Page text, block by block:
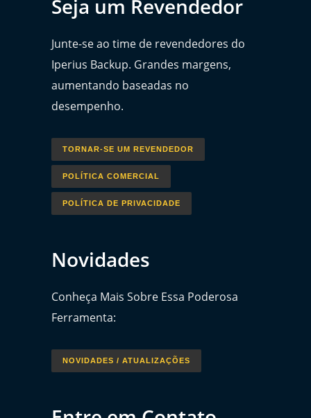
Seja um Revendedor
Junte-se ao time de revendedores do
Iperius Backup. Grandes margens,
aumentando baseadas no
desempenho.
TORNAR-SE UM REVENDEDOR
POLÍTICA COMERCIAL
POLÍTICA DE PRIVACIDADE
Novidades
Conheça Mais Sobre Essa Poderosa
Ferramenta:
NOVIDADES / ATUALIZAÇÕES